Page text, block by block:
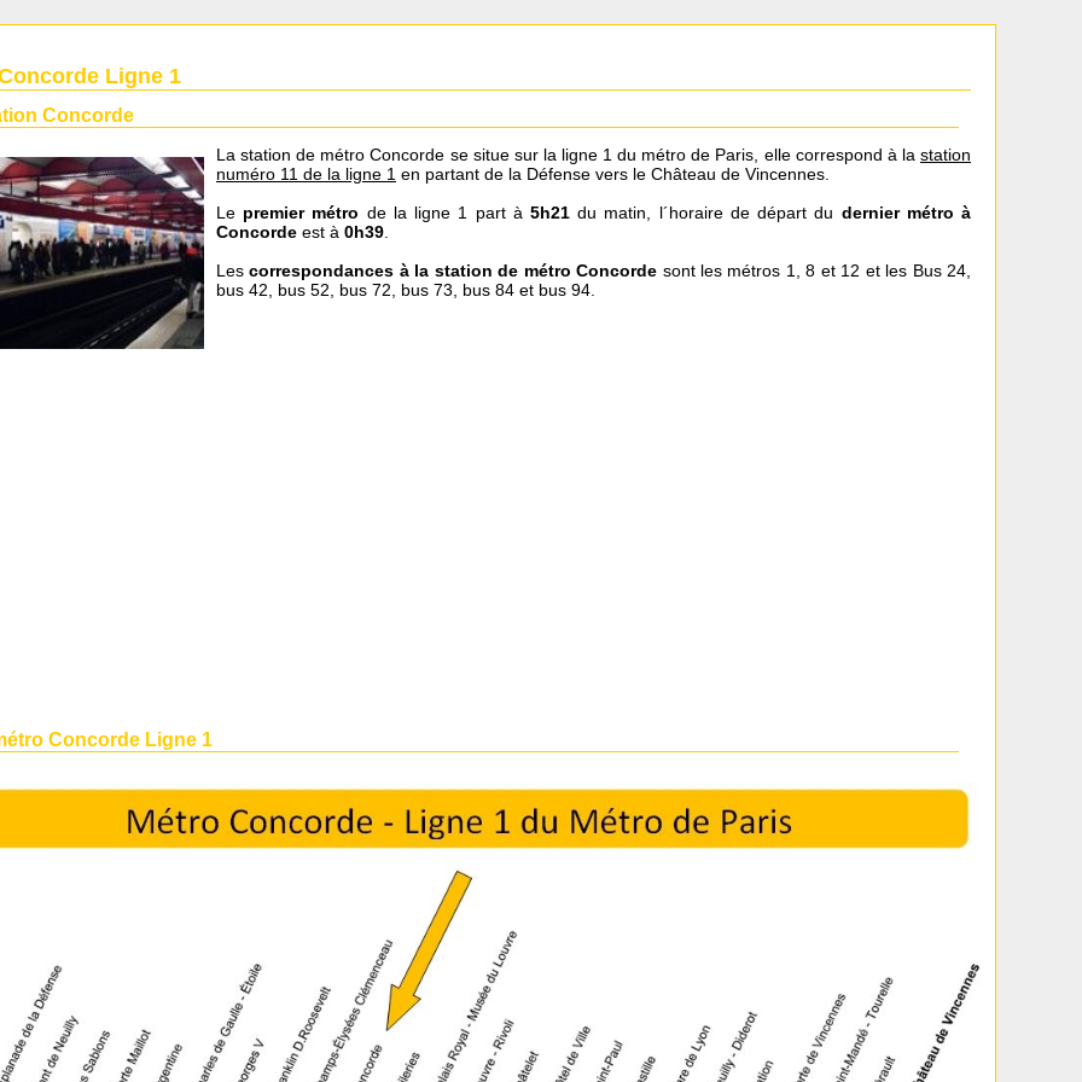
Ligne 1
Concorde
La station de métro Concorde se situe sur la ligne 1 du métro de Paris, elle correspond à la station
numéro 11 de la ligne 1 en partant de la Défense vers le Château de Vincennes.
Le premier métro de la ligne 1 part à5h21 du matin, l´horaire de départ du dernier métro à
Concorde est à 0h39
Lescorrespondances à la station de métro Concorde sont les métros 1, 8 et 12 et les Bus 24,
bus 42, bus 52, bus 72, bus 73, bus 84 et bus 94.
Concorde Ligne 1